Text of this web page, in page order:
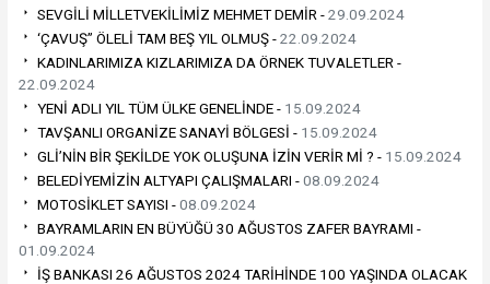
SEVGİLİ MİLLETVEKİLİMİZ MEHMET DEMİR -29.09.2024
‘ÇAVUŞ” ÖLELİ TAM BEŞ YIL OLMUŞ -22.09.2024
KADINLARIMIZA KIZLARIMIZA DA ÖRNEK TUVALETLER -
22.09.2024
YENİ ADLI YIL TÜM ÜLKE GENELİNDE - 15.09.2024
TAVŞANLI ORGANİZE SANAYİ BÖLGESİ - 15.09.2024
GLİ’NİN BİR ŞEKİLDE YOK OLUŞUNA İZİN VERİR Mİ ? - 15.09.2024
BELEDİYEMİZİN ALTYAPI ÇALIŞMALARI -08.09.2024
MOTOSİKLET SAYISI -08.09.2024
BAYRAMLARIN EN BÜYÜĞÜ 30 AĞUSTOS ZAFER BAYRAMI -
01.09.2024
İŞ BANKASI 26 AĞUSTOS 2024 TARİHİNDE 100 YAŞINDA OLACAK